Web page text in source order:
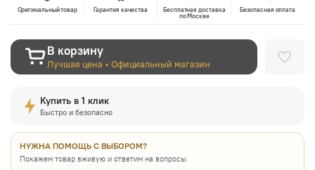
Оригинальный товар Гарантия качества
Бесплатная доставка
по Москве
Безопасная оплата
В корзину
Лучшая цена • Официальный магазин
Купить в 1 клик
Быстро и безопасно
НУЖНА ПОМОЩЬ С ВЫБОРОМ?
Покажем товар вживую и ответим на вопросы